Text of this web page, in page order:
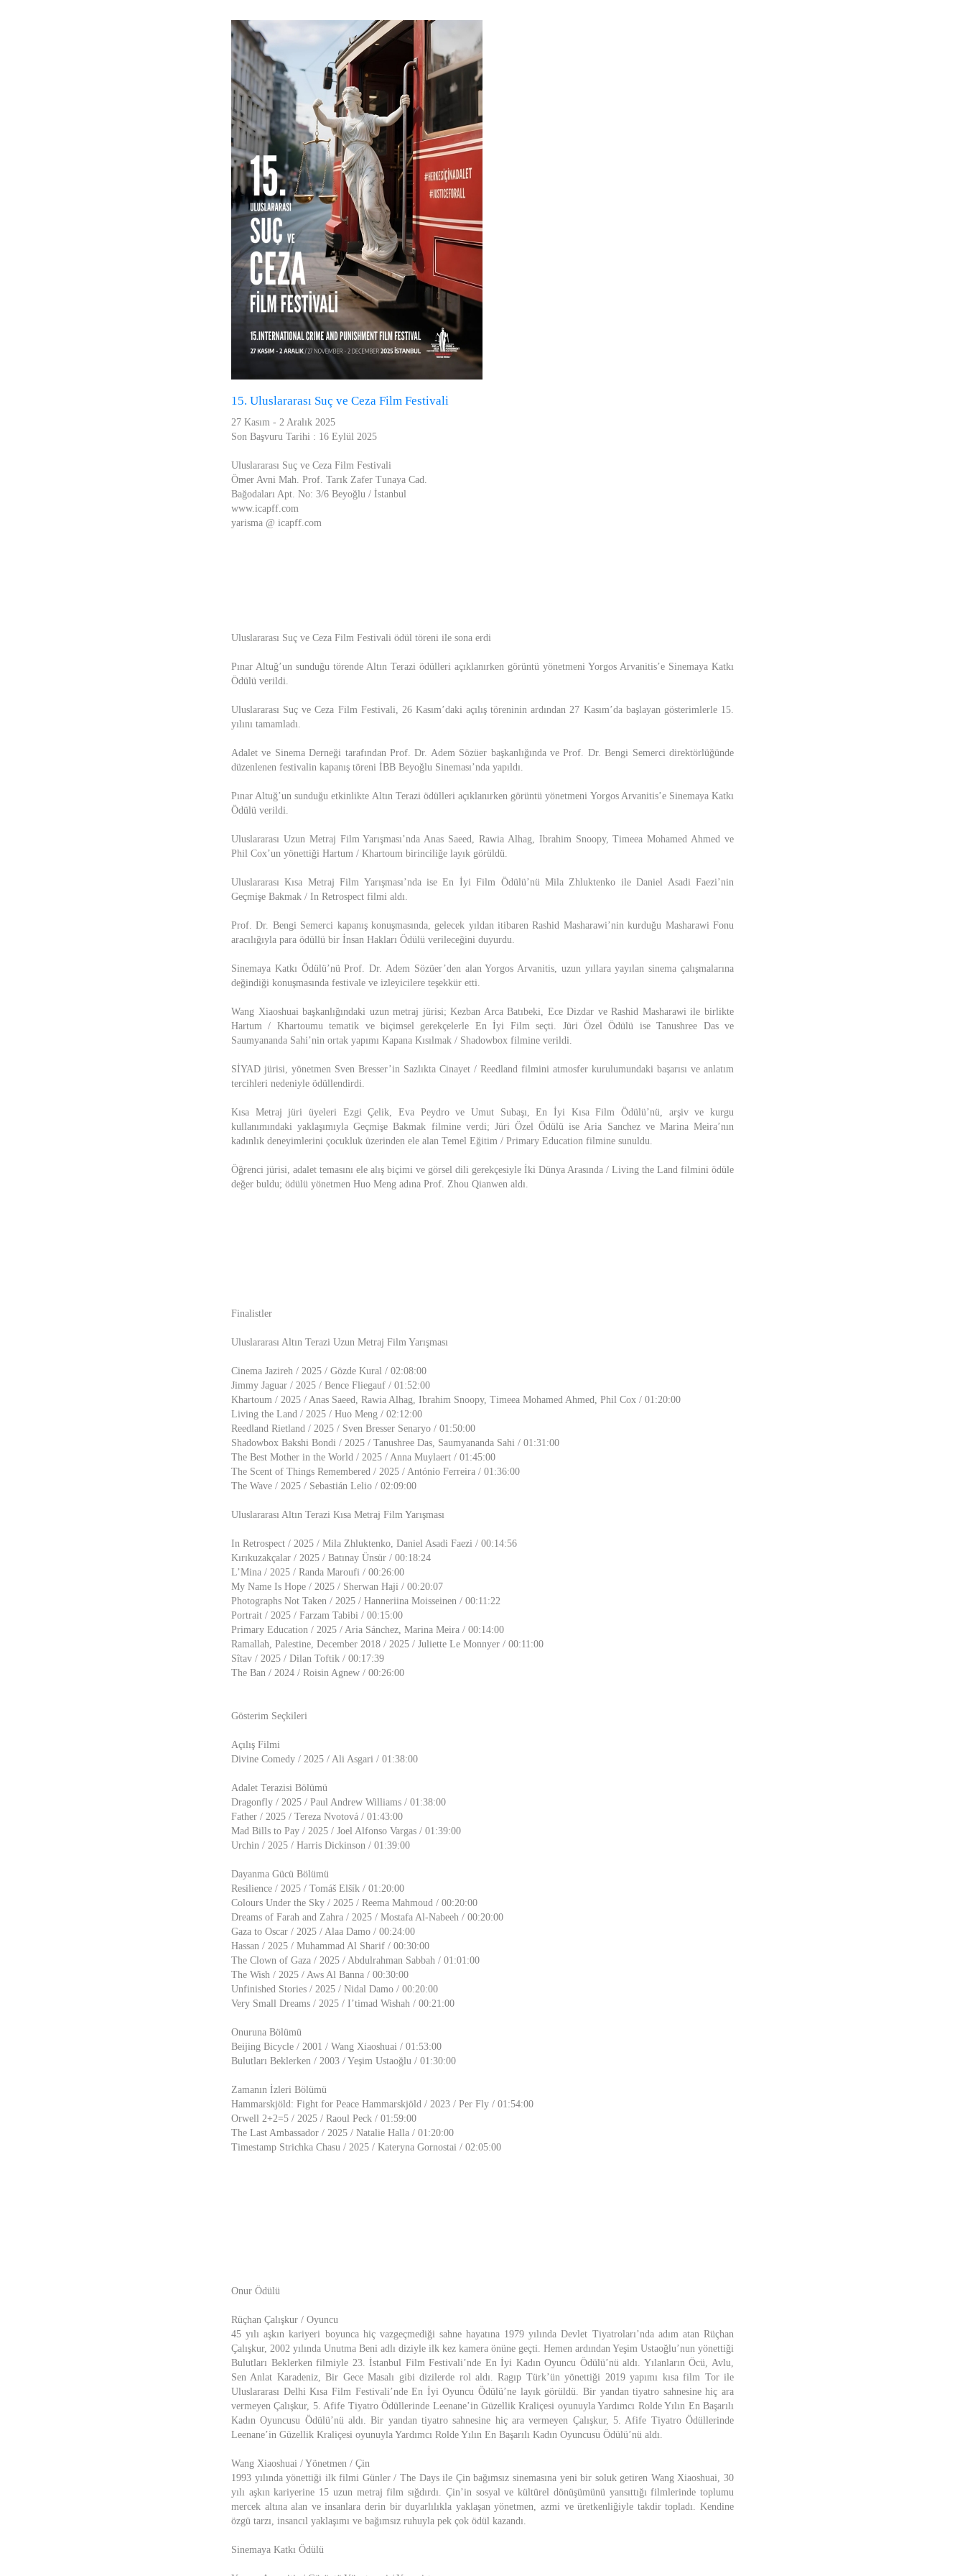
15. Uluslararası Suç ve Ceza Film Festivali
27 Kasım - 2 Aralık 2025
Son Başvuru Tarihi : 16 Eylül 2025
Uluslararası Suç ve Ceza Film Festivali
Ömer Avni Mah. Prof. Tarık Zafer Tunaya Cad.
Bağodaları Apt. No: 3/6 Beyoğlu / İstanbul
www.icapff.com
yarisma @ icapff.com
Uluslararası Suç ve Ceza Film Festivali ödül töreni ile sona erdi
Pınar Altuğ’un sunduğu törende Altın Terazi ödülleri açıklanırken görüntü yönetmeni Yorgos Arvanitis’e Sinemaya Katkı
Ödülü verildi.
Uluslararası Suç ve Ceza Film Festivali, 26 Kasım’daki açılış töreninin ardından 27 Kasım’da başlayan gösterimlerle 15.
yılını tamamladı.
Adalet ve Sinema Derneği tarafından Prof. Dr. Adem Sözüer başkanlığında ve Prof. Dr. Bengi Semerci direktörlüğünde
düzenlenen festivalin kapanış töreni İBB Beyoğlu Sineması’nda yapıldı.
Pınar Altuğ’un sunduğu etkinlikte Altın Terazi ödülleri açıklanırken görüntü yönetmeni Yorgos Arvanitis’e Sinemaya Katkı
Ödülü verildi.
Uluslararası Uzun Metraj Film Yarışması’nda Anas Saeed, Rawia Alhag, Ibrahim Snoopy, Timeea Mohamed Ahmed ve
Phil Cox’un yönettiği Hartum / Khartoum birinciliğe layık görüldü.
Uluslararası Kısa Metraj Film Yarışması’nda ise En İyi Film Ödülü’nü Mila Zhluktenko ile Daniel Asadi Faezi’nin
Geçmişe Bakmak / In Retrospect filmi aldı.
Prof. Dr. Bengi Semerci kapanış konuşmasında, gelecek yıldan itibaren Rashid Masharawi’nin kurduğu Masharawi Fonu
aracılığıyla para ödüllü bir İnsan Hakları Ödülü verileceğini duyurdu.
Sinemaya Katkı Ödülü’nü Prof. Dr. Adem Sözüer’den alan Yorgos Arvanitis, uzun yıllara yayılan sinema çalışmalarına
değindiği konuşmasında festivale ve izleyicilere teşekkür etti.
Wang Xiaoshuai başkanlığındaki uzun metraj jürisi; Kezban Arca Batıbeki, Ece Dizdar ve Rashid Masharawi ile birlikte
Hartum / Khartoumu tematik ve biçimsel gerekçelerle En İyi Film seçti. Jüri Özel Ödülü ise Tanushree Das ve
Saumyananda Sahi’nin ortak yapımı Kapana Kısılmak / Shadowbox filmine verildi.
SİYAD jürisi, yönetmen Sven Bresser’in Sazlıkta Cinayet / Reedland filmini atmosfer kurulumundaki başarısı ve anlatım
tercihleri nedeniyle ödüllendirdi.
Kısa Metraj jüri üyeleri Ezgi Çelik, Eva Peydro ve Umut Subaşı, En İyi Kısa Film Ödülü’nü, arşiv ve kurgu
kullanımındaki yaklaşımıyla Geçmişe Bakmak filmine verdi; Jüri Özel Ödülü ise Aria Sanchez ve Marina Meira’nın
kadınlık deneyimlerini çocukluk üzerinden ele alan Temel Eğitim / Primary Education filmine sunuldu.
Öğrenci jürisi, adalet temasını ele alış biçimi ve görsel dili gerekçesiyle İki Dünya Arasında / Living the Land filmini ödüle
değer buldu; ödülü yönetmen Huo Meng adına Prof. Zhou Qianwen aldı.
Finalistler
Uluslararası Altın Terazi Uzun Metraj Film Yarışması
Cinema Jazireh / 2025 / Gözde Kural / 02:08:00
Jimmy Jaguar / 2025 / Bence Fliegauf / 01:52:00
Khartoum / 2025 / Anas Saeed, Rawia Alhag, Ibrahim Snoopy, Timeea Mohamed Ahmed, Phil Cox / 01:20:00
Living the Land / 2025 / Huo Meng / 02:12:00
Reedland Rietland / 2025 / Sven Bresser Senaryo / 01:50:00
Shadowbox Bakshi Bondi / 2025 / Tanushree Das, Saumyananda Sahi / 01:31:00
The Best Mother in the World / 2025 / Anna Muylaert / 01:45:00
The Scent of Things Remembered / 2025 / António Ferreira / 01:36:00
The Wave / 2025 / Sebastián Lelio / 02:09:00
Uluslararası Altın Terazi Kısa Metraj Film Yarışması
In Retrospect / 2025 / Mila Zhluktenko, Daniel Asadi Faezi / 00:14:56
Kırıkuzakçalar / 2025 / Batınay Ünsür / 00:18:24
L’Mina / 2025 / Randa Maroufi / 00:26:00
My Name Is Hope / 2025 / Sherwan Haji / 00:20:07
Photographs Not Taken / 2025 / Hanneriina Moisseinen / 00:11:22
Portrait / 2025 / Farzam Tabibi / 00:15:00
Primary Education / 2025 / Aria Sánchez, Marina Meira / 00:14:00
Ramallah, Palestine, December 2018 / 2025 / Juliette Le Monnyer / 00:11:00
Sîtav / 2025 / Dilan Toftik / 00:17:39
The Ban / 2024 / Roisin Agnew / 00:26:00
Gösterim Seçkileri
Açılış Filmi
Divine Comedy / 2025 / Ali Asgari / 01:38:00
Adalet Terazisi Bölümü
Dragonfly / 2025 / Paul Andrew Williams / 01:38:00
Father / 2025 / Tereza Nvotová / 01:43:00
Mad Bills to Pay / 2025 / Joel Alfonso Vargas / 01:39:00
Urchin / 2025 / Harris Dickinson / 01:39:00
Dayanma Gücü Bölümü
Resilience / 2025 / Tomáš Elšík / 01:20:00
Colours Under the Sky / 2025 / Reema Mahmoud / 00:20:00
Dreams of Farah and Zahra / 2025 / Mostafa Al-Nabeeh / 00:20:00
Gaza to Oscar / 2025 / Alaa Damo / 00:24:00
Hassan / 2025 / Muhammad Al Sharif / 00:30:00
The Clown of Gaza / 2025 / Abdulrahman Sabbah / 01:01:00
The Wish / 2025 / Aws Al Banna / 00:30:00
Unfinished Stories / 2025 / Nidal Damo / 00:20:00
Very Small Dreams / 2025 / I’timad Wishah / 00:21:00
Onuruna Bölümü
Beijing Bicycle / 2001 / Wang Xiaoshuai / 01:53:00
Bulutları Beklerken / 2003 / Yeşim Ustaoğlu / 01:30:00
Zamanın İzleri Bölümü
Hammarskjöld: Fight for Peace Hammarskjöld / 2023 / Per Fly / 01:54:00
Orwell 2+2=5 / 2025 / Raoul Peck / 01:59:00
The Last Ambassador / 2025 / Natalie Halla / 01:20:00
Timestamp Strichka Chasu / 2025 / Kateryna Gornostai / 02:05:00
Onur Ödülü
Rüçhan Çalışkur / Oyuncu
45 yılı aşkın kariyeri boyunca hiç vazgeçmediği sahne hayatına 1979 yılında Devlet Tiyatroları’nda adım atan Rüçhan
Çalışkur, 2002 yılında Unutma Beni adlı diziyle ilk kez kamera önüne geçti. Hemen ardından Yeşim Ustaoğlu’nun yönettiği
Bulutları Beklerken filmiyle 23. İstanbul Film Festivali’nde En İyi Kadın Oyuncu Ödülü’nü aldı. Yılanların Öcü, Avlu,
Sen Anlat Karadeniz, Bir Gece Masalı gibi dizilerde rol aldı. Ragıp Türk’ün yönettiği 2019 yapımı kısa film Tor ile
Uluslararası Delhi Kısa Film Festivali’nde En İyi Oyuncu Ödülü’ne layık görüldü. Bir yandan tiyatro sahnesine hiç ara
vermeyen Çalışkur, 5. Afife Tiyatro Ödüllerinde Leenane’in Güzellik Kraliçesi oyunuyla Yardımcı Rolde Yılın En Başarılı
Kadın Oyuncusu Ödülü’nü aldı. Bir yandan tiyatro sahnesine hiç ara vermeyen Çalışkur, 5. Afife Tiyatro Ödüllerinde
Leenane’in Güzellik Kraliçesi oyunuyla Yardımcı Rolde Yılın En Başarılı Kadın Oyuncusu Ödülü’nü aldı.
Wang Xiaoshuai / Yönetmen / Çin
1993 yılında yönettiği ilk filmi Günler / The Days ile Çin bağımsız sinemasına yeni bir soluk getiren Wang Xiaoshuai, 30
yılı aşkın kariyerine 15 uzun metraj film sığdırdı. Çin’in sosyal ve kültürel dönüşümünü yansıttığı filmlerinde toplumu
mercek altına alan ve insanlara derin bir duyarlılıkla yaklaşan yönetmen, azmi ve üretkenliğiyle takdir topladı. Kendine
özgü tarzı, insancıl yaklaşımı ve bağımsız ruhuyla pek çok ödül kazandı.
Sinemaya Katkı Ödülü